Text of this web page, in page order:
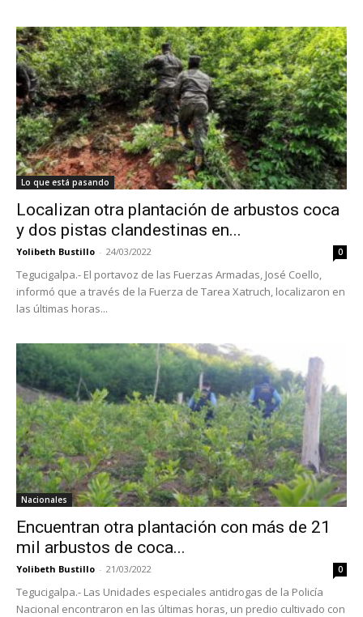
Lo que está pasando
Localizan otra plantación de arbustos coca
y dos pistas clandestinas en...
Yolibeth Bustillo - 24/03/2022 0
Tegucigalpa.- El portavoz de las Fuerzas Armadas, José Coello,
informó que a través de la Fuerza de Tarea Xatruch, localizaron en
las últimas horas...
Nacionales
Encuentran otra plantación con más de 21
mil arbustos de coca...
Yolibeth Bustillo - 21/03/2022 0
Tegucigalpa.- Las Unidades especiales antidrogas de la Policía
Nacional encontraron en las últimas horas, un predio cultivado con